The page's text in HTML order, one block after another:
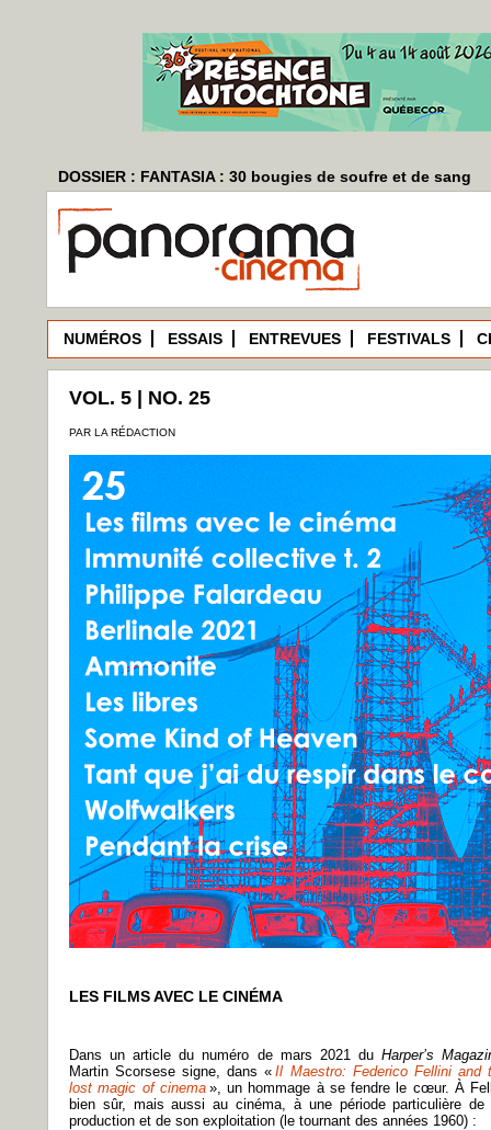
DOSSIER : FANTASIA : 30 bougies de soufre et de sang
NUMÉROS ESSAIS ENTREVUES FESTIVALS
VOL. 5 | NO. 25
PAR LA RÉDACTION
LES FILMS AVEC LE CINÉMA
Dans un article du numéro de mars 2021 du Harper’s
Martin Scorsese signe, dans «Il Maestro: Federico Fellini and
lost magic of cinema», un hommage à se fendre le cœur. À
bien sûr, mais aussi au cinéma, à une période particulière de
production et de son exploitation (le tournant des années 1960) :